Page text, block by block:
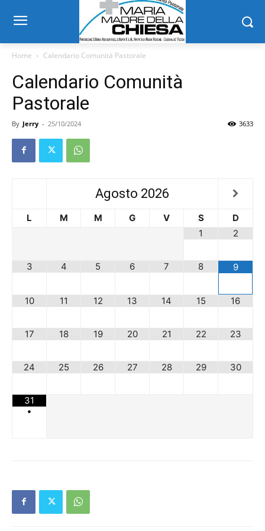
Home Calendario Comunità Pastorale
Calendario Comunità
Pastorale
By Jerry - 25/10/2024 3633
Agosto 2026
L M M G V S
D
1
2
3 4 5 6 7 8 9
10 11 12 13 14 15 16
17 18 19 20 21 22 23
24 25 26 27 28 29 30
31
•